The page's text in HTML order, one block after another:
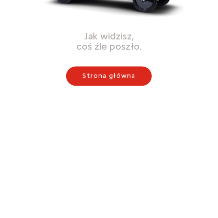
Jak widzisz,
coś źle poszło.
Strona główna